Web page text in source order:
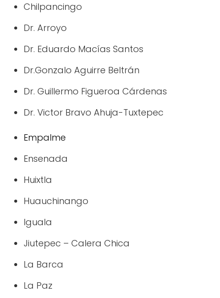
Chilpancingo
Dr. Arroyo
Dr. Eduardo Macías Santos
Dr.Gonzalo Aguirre Beltrán
Dr. Guillermo Figueroa Cárdenas
Dr. Victor Bravo Ahuja-Tuxtepec
Empalme
Ensenada
Huixtla
Huauchinango
Iguala
Jiutepec – Calera Chica
La Barca
La Paz